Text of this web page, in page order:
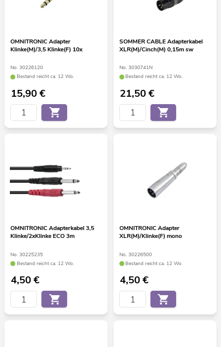
OMNITRONIC Adapter
Klinke(M)/3,5 Klinke(F) 10x
No. 30226120
Bestand reicht ca. 12 Wo.
15,90€
SOMMER CABLE Adapterkabel
XLR(M)/Cinch(M) 0,15m sw
No. 3030741N
Bestand reicht ca. 12 Wo.
21,50€
OMNITRONIC Adapterkabel 3,5
Klinke/2xKlinke ECO 3m
No. 30225235
Bestand reicht ca. 12 Wo.
4,50€
OMNITRONIC Adapter
XLR(M)/Klinke(F) mono
No. 30226500
Bestand reicht ca. 12 Wo.
4,50€